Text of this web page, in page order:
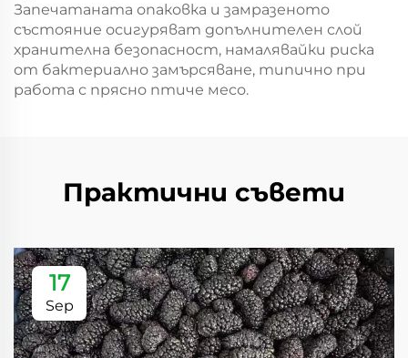
Запечатаната опаковка и замразеното
състояние осигуряват допълнителен слой
хранителна безопасност, намалявайки риска
от бактериално замърсяване, типично при
работа с прясно птиче месо.
Практични съвети
17
Sep